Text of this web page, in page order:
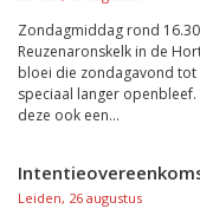
Zondagmiddag rond
Reuzenaronskelk in de
bloei die zondagavond tot
speciaal langer
deze ook een...
Leiden, 26 augustus